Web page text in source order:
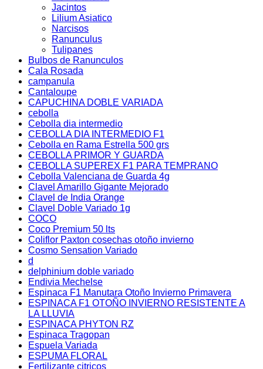
Jacintos
Lilium Asiatico
Narcisos
Ranunculus
Tulipanes
Bulbos de Ranunculos
Cala Rosada
campanula
Cantaloupe
CAPUCHINA DOBLE VARIADA
cebolla
Cebolla dia intermedio
CEBOLLA DIA INTERMEDIO F1
Cebolla en Rama Estrella 500 grs
CEBOLLA PRIMOR Y GUARDA
CEBOLLA SUPEREX F1 PARA TEMPRANO
Cebolla Valenciana de Guarda 4g
Clavel Amarillo Gigante Mejorado
Clavel de India Orange
Clavel Doble Variado 1g
COCO
Coco Premium 50 lts
Coliflor Paxton cosechas otoño invierno
Cosmo Sensation Variado
d
delphinium doble variado
Endivia Mechelse
Espinaca F1 Manutara Otoño Invierno Primavera
ESPINACA F1 OTOÑO INVIERNO RESISTENTE A
LA LLUVIA
ESPINACA PHYTON RZ
Espinaca Tragopan
Espuela Variada
ESPUMA FLORAL
Fertilizante citricos